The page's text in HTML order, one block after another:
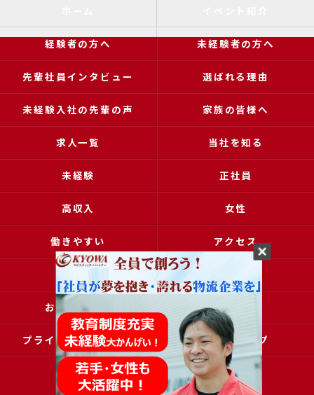
経験者の方へ 未経験者の方へ
先輩社員インタビュー 選ばれる理由
未経験入社の先輩の声 家族の皆様へ
求人一覧 当社を知る
未経験 正社員
高収入 女性
働きやすい アクセス
お問い合わせ 採用申込
プライバシーポリシー サイトマップ